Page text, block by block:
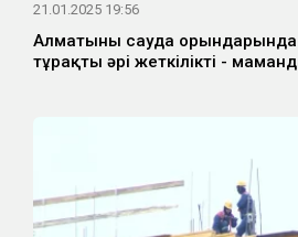
21.01.2025 19:56
Алматының сауда
тұрақты әрі жеткілікті -